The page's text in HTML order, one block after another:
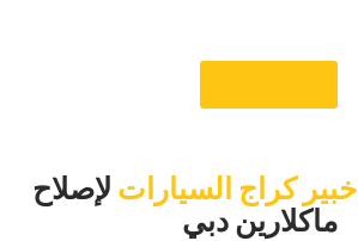
خبير كراج السيارات ‏لإصلاح
ماكلارين دبي‏